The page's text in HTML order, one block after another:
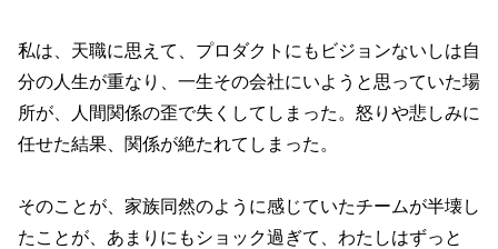
私は、天職に思えて、プロダクトにもビジョンないしは自
分の人生が重なり、一生その会社にいようと思っていた場
所が、人間関係の歪で失くしてしまった。怒りや悲しみに
任せた結果、関係が絶たれてしまった。
そのことが、家族同然のように感じていたチームが半壊し
たことが、あまりにもショック過ぎて、わたしはずっと